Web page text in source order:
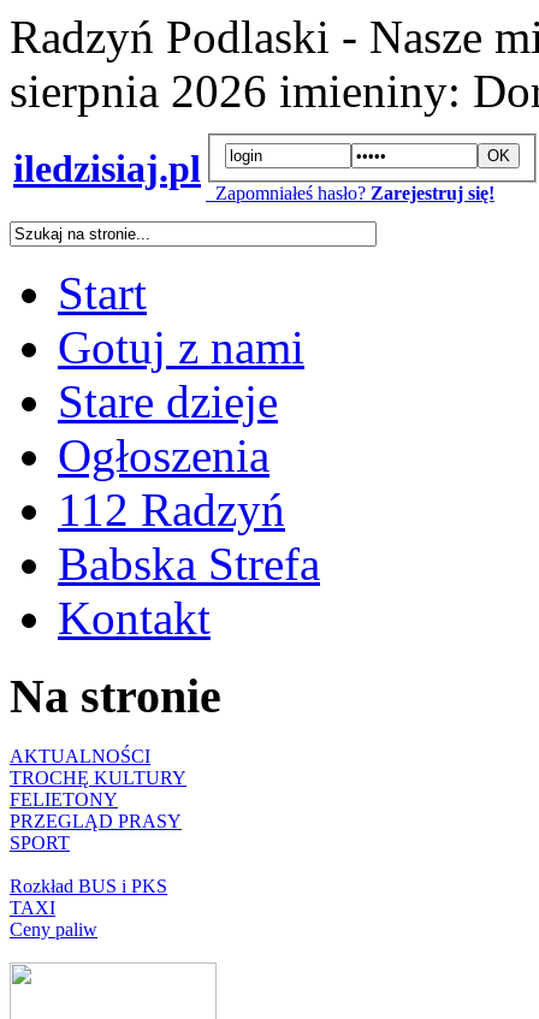
Radzyń Podlaski - Nasze
sierpnia 2026 imieniny:
iledzisiaj.pl
Zapomniałeś hasło? Zarejestruj się!
Start
Gotuj z nami
Stare dzieje
Ogłoszenia
112 Radzyń
Babska Strefa
Kontakt
Na stronie
AKTUALNOŚCI
TROCHĘ KULTURY
FELIETONY
PRZEGLĄD PRASY
SPORT
Rozkład BUS i PKS
TAXI
Ceny paliw